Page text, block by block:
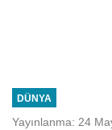
DÜNYA
Yayınlanma: 24